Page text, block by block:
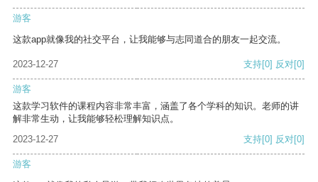
游客
这款app就像我的社交平台，让我能够与志同道合的朋友一起交流。
2023-12-27 支持[0] 反对[0]
游客
这款学习软件的课程内容非常丰富，涵盖了各个学科的知识。老师的讲
解非常生动，让我能够轻松理解知识点。
2023-12-27
支持[0] 反对[0]
游客